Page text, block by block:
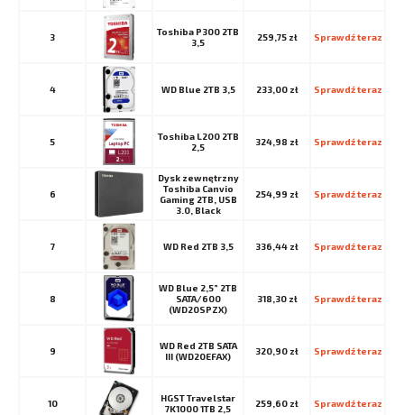
3
Toshiba P300 2TB
3,5
259,75 zł Sprawdź teraz
4 WD Blue 2TB 3,5 233,00 zł Sprawdź teraz
5
Toshiba L200 2TB
2,5
324,98 zł Sprawdź teraz
6
Dysk zewnętrzny
Toshiba Canvio
Gaming 2TB, USB
3.0, Black
254,99 zł Sprawdź teraz
7 WD Red 2TB 3,5 336,44 zł Sprawdź teraz
8
WD Blue 2,5” 2TB
SATA/600
(WD20SPZX)
318,30 zł Sprawdź teraz
9
WD Red 2TB SATA
III (WD20EFAX)
320,90 zł Sprawdź teraz
10
HGST Travelstar
7K1000 1TB 2,5
259,60 zł Sprawdź teraz